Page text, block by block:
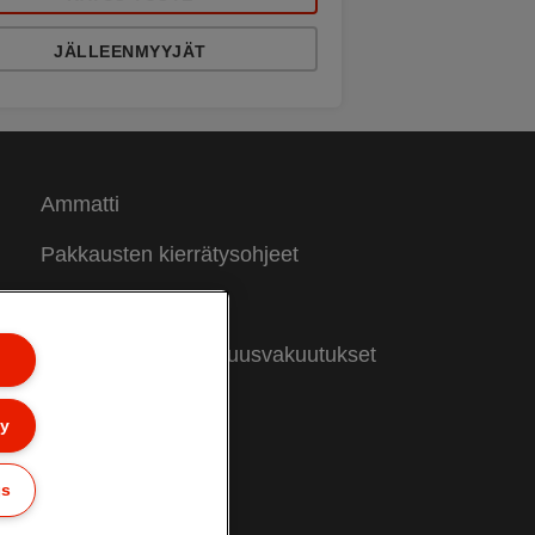
JÄLLEENMYYJÄT
Ammatti
Pakkausten kierrätysohjeet
Vaatimustenmukaisuusvakuutukset